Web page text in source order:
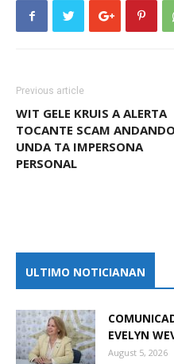
Previous article
WIT GELE KRUIS A ALERTA
TOCANTE SCAM ANDANDO
UNDA TA IMPERSONA
PERSONAL
ULTIMO NOTICIANAN
EVELYN
August 5, 2026